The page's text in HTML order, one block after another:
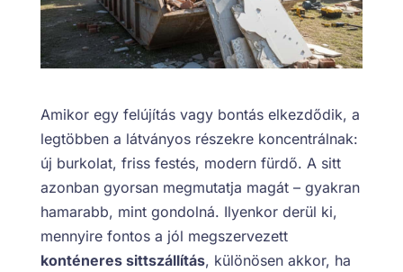
Amikor egy felújítás vagy bontás elkezdődik, a
legtöbben a látványos részekre koncentrálnak:
új burkolat, friss festés, modern fürdő. A sitt
azonban gyorsan megmutatja magát – gyakran
hamarabb, mint gondolná. Ilyenkor derül ki,
mennyire fontos a jól megszervezett
konténeres sittszállítás, különösen akkor, ha